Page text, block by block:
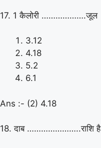
17. 1 कैलोरी ……………….जूल
3.12
4.18
5.2
6.1
Ans :- (2) 4.18
18. दाब …………………..राशि है